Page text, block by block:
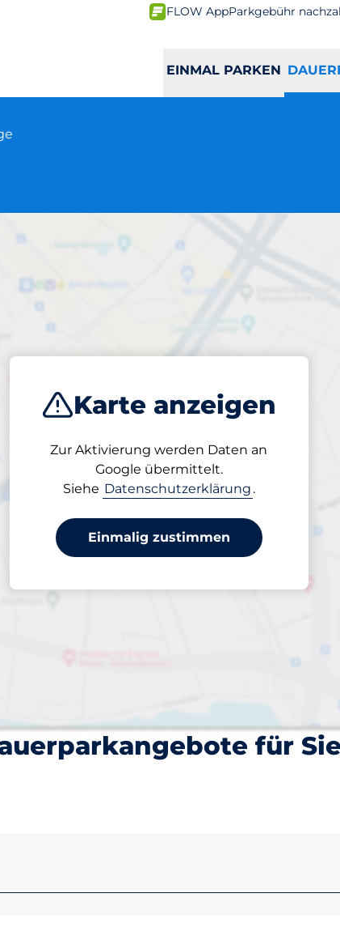
FLOW AppParkgebühr
EINMAL PARKEN
Karte anzeigen
Zur Aktivierung werden Daten an
Google übermittelt.
Siehe Datenschutzerklärung .
Einmalig zustimmen
Parkhaus Ost
Geöffnet
für Sie